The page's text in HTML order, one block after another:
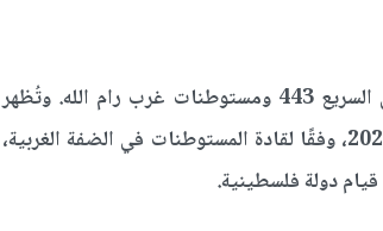
وينطبق الأمر نفسه على حلقة المستوطنات المحيطة بالطريق السريع 443 ومستوطنات غرب رام الله. وتُظهر
الصورة الاستراتيجية التي تتبلور من هذه التغييرات أن عام 2026، وفقًا لقادة المستوطنات في الضفة الغربية،
قيام دولة فلسطينية.